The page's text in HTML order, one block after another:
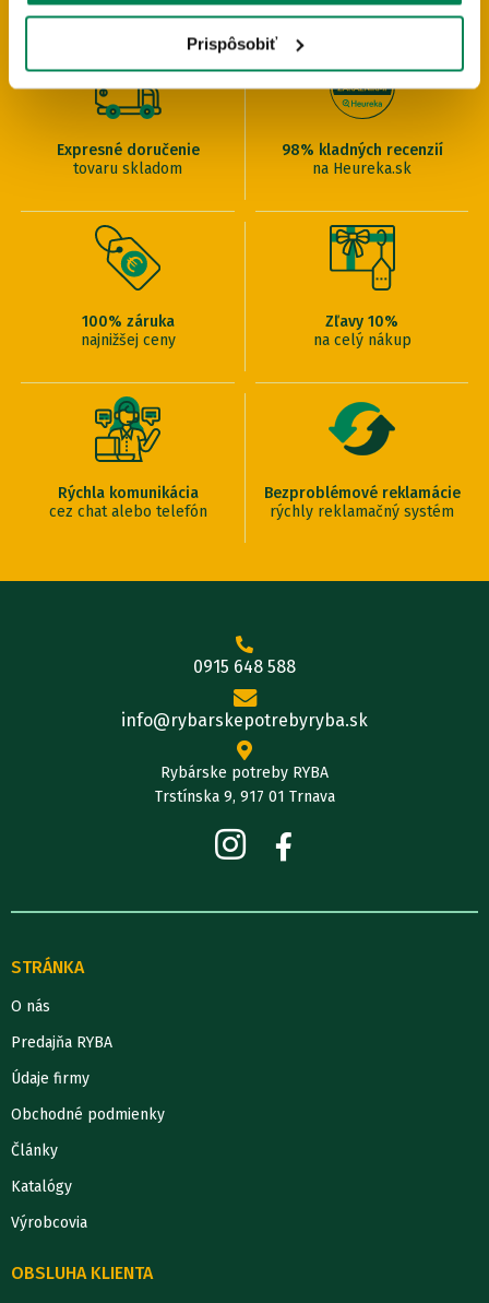
Prispôsobiť
PREČO U NÁS NAKUPOVAŤ
Expresné doručenie
tovaru skladom
98% kladných recenzií
na Heureka.sk
100% záruka
najnižšej ceny
Zľavy 10%
na celý nákup
Rýchla komunikácia
cez chat alebo telefón
Bezproblémové reklamácie
rýchly reklamačný systém
0915 648 588
info@rybarskepotrebyryba.sk
Rybárske potreby RYBA
Trstínska 9, 917 01 Trnava
STRÁNKA
O nás
Predajňa RYBA
Údaje firmy
Obchodné podmienky
Články
Katalógy
Výrobcovia
OBSLUHA KLIENTA